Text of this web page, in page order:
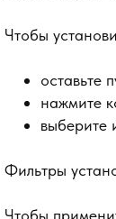
Чтобы
оставьте
нажмите
выберите
Фильтры
Чтобы